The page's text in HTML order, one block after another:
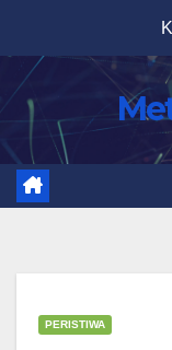
content
PERISTIWA